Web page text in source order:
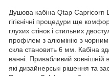
Душова кабіна Qtap Capricorn
гігієнічні процедури ще
глухих стінок і стильних
профілем з алюмінію з
скла становить 6 мм. Кабіна
ванні. Привабливий зовнішній
які дизайнерські рішення та